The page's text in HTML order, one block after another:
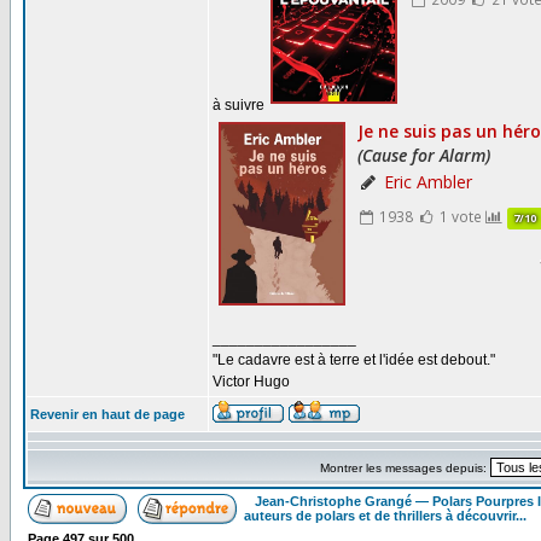
à suivre
"Le cadavre est à terre et l'idée est debout."
Victor Hugo
Revenir en haut de page
Montrer les messages depuis:
Jean-Christophe Grangé — Polars Pourpres
auteurs de polars et de thrillers à découvrir...